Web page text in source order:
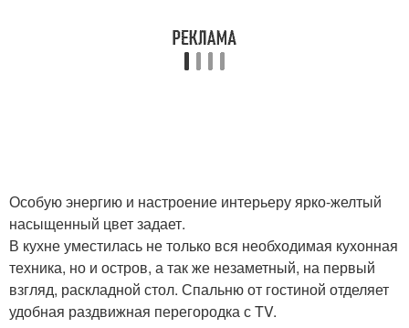
Особую энергию и настроение интерьеру ярко-желтый
насыщенный цвет задает.
В кухне уместилась не только вся необходимая кухонная
техника, но и остров, а так же незаметный, на первый
взгляд, раскладной стол. Спальню от гостиной отделяет
удобная раздвижная перегородка с TV.